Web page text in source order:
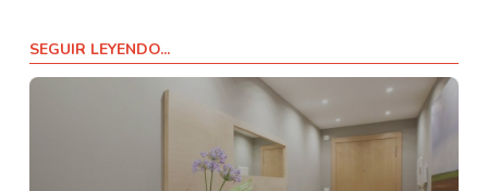
SEGUIR LEYENDO...